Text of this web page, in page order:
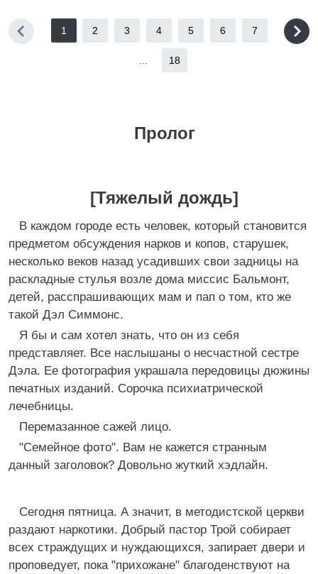
1 2 3 4 5 6 7
18
Пролог
[Тяжелый дождь]
В каждом городе есть человек, который становится
предметом обсуждения нарков и копов, старушек,
несколько веков назад усадивших свои задницы на
раскладные стулья возле дома миссис Бальмонт,
детей, расспрашивающих мам и пап о том, кто же
такой Дэл Симмонс.
Я бы и сам хотел знать, что он из себя
представляет. Все наслышаны о несчастной сестре
Дэла. Ее фотография украшала передовицы дюжины
печатных изданий. Сорочка психиатрической
лечебницы.
Перемазанное сажей лицо.
"Семейное фото". Вам не кажется странным
данный заголовок? Довольно жуткий хэдлайн.
Сегодня пятница. А значит, в методистской церкви
раздают наркотики. Добрый пастор Трой собирает
всех страждущих и нуждающихся, запирает двери и
проповедует, пока "прихожане" благоденствуют на